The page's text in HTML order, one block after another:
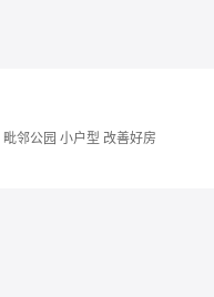
毗邻公园 小户型 改善好房